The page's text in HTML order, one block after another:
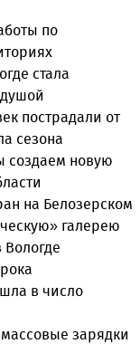
по
стала
пострадали от
сезона
создаем новую
на Белозерском
галерею
в число
зарядки